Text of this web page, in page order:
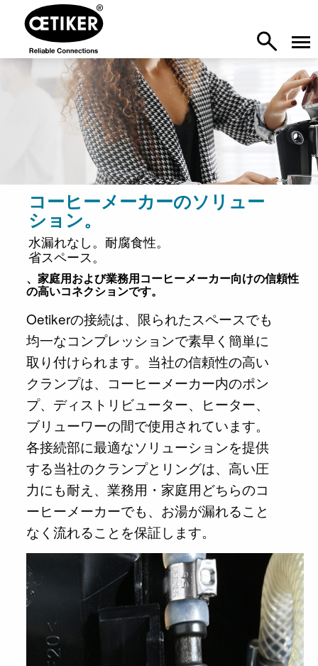
コーヒーメーカーのソリュー
ション。
水漏れなし。耐腐食性。
省スペース。
、家庭用および業務用コーヒーメーカー向けの信頼性
の高いコネクションです。
Oetikerの接続は、限られたスペースでも
均一なコンプレッションで素早く簡単に
取り付けられます。当社の信頼性の高い
クランプは、コーヒーメーカー内のポン
プ、ディストリビューター、ヒーター、
ブリューワーの間で使用されています。
各接続部に最適なソリューションを提供
する当社のクランプとリングは、高い圧
力にも耐え、業務用・家庭用どちらのコ
ーヒーメーカーでも、お湯が漏れること
なく流れることを保証します。